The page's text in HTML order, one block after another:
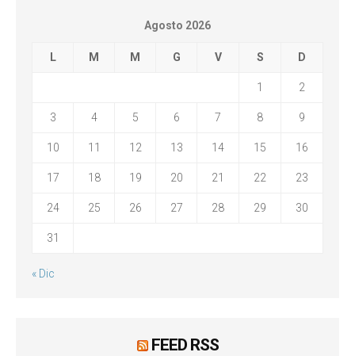
Agosto 2026
L M M G V S D
1 2
3 4 5 6 7 8 9
10 11 12 13 14 15 16
17 18 19 20 21 22 23
24 25 26 27 28 29 30
31
« Dic
FEED RSS